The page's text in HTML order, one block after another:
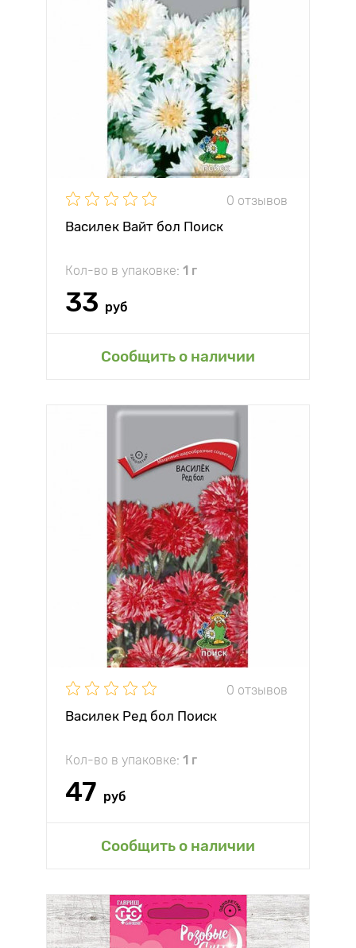
0 отзывов
Василек Вайт бол Поиск
Кол-во в упаковке: 1 г
33 руб
Сообщить о наличии
0 отзывов
Василек Ред бол Поиск
Кол-во в упаковке: 1 г
47 руб
Сообщить о наличии